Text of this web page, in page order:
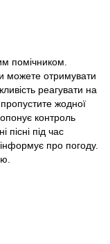
помічником.
можете отримувати
реагувати на
жодної
контроль
пісні під час
про погоду.